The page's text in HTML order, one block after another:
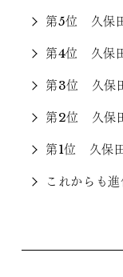
第5位 久保
第4位 久保
第3位 久保
第2位 久保
第1位 久保
これからも